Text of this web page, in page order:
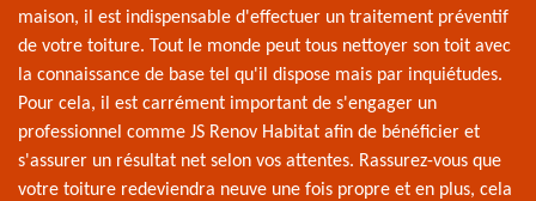
maison, il est indispensable d'effectuer un traitement préventif
de votre toiture. Tout le monde peut tous nettoyer son toit avec
la connaissance de base tel qu'il dispose mais par inquiétudes.
Pour cela, il est carrément important de s'engager un
professionnel comme JS Renov Habitat afin de bénéficier et
s'assurer un résultat net selon vos attentes. Rassurez-vous que
votre toiture redeviendra neuve une fois propre et en plus, cela